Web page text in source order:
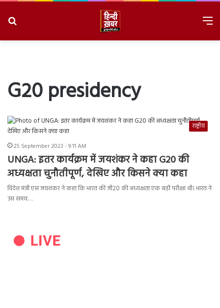
G20 presidency
राष्ट्रीय
25 September 2023 - 9:11 AM
UNGA: इतर कार्यक्रम में जयशंकर ने कहा G20 की
अध्यक्षता चुनौतीपूर्ण, देखिए और किसने क्या कहा
विदेश मंत्री एस जयशंकर ने कहा कि भारत की जी20 की अध्यक्षता एक बड़ी परीक्षा थी। भारत ने
उस समय…